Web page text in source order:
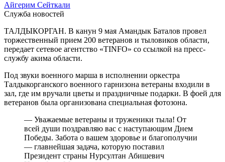
Айгерим Сейткали
Служба новостей
ТАЛДЫКОРГАН. В канун 9 мая Амандык Баталов провел
торжественный прием 200 ветеранов и тыловиков области,
передает сетевое агентство «TINFO» со ссылкой на пресс-
службу акима области.
Под звуки военного марша в исполнении оркестра
Талдыкорганского военного гарнизона ветераны входили в
зал, где им вручали цветы и праздничные подарки. В фоей для
ветеранов была организована специальная фотозона.
— Уважаемые ветераны и труженики тыла! От
всей души поздравляю вас с наступающим Днем
Победы. Забота о вашем здоровье и благополучии
— главнейшая задача, которую поставил
Президент страны Нурсултан Абишевич